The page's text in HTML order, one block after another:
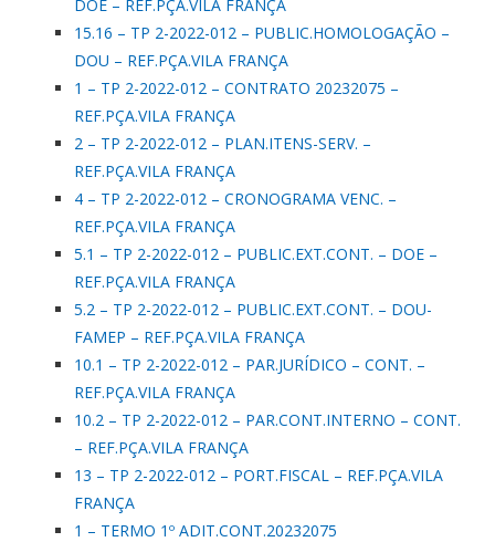
DOE – REF.PÇA.VILA FRANÇA
15.16 – TP 2-2022-012 – PUBLIC.HOMOLOGAÇÃO –
DOU – REF.PÇA.VILA FRANÇA
1 – TP 2-2022-012 – CONTRATO 20232075 –
REF.PÇA.VILA FRANÇA
2 – TP 2-2022-012 – PLAN.ITENS-SERV. –
REF.PÇA.VILA FRANÇA
4 – TP 2-2022-012 – CRONOGRAMA VENC. –
REF.PÇA.VILA FRANÇA
5.1 – TP 2-2022-012 – PUBLIC.EXT.CONT. – DOE –
REF.PÇA.VILA FRANÇA
5.2 – TP 2-2022-012 – PUBLIC.EXT.CONT. – DOU-
FAMEP – REF.PÇA.VILA FRANÇA
10.1 – TP 2-2022-012 – PAR.JURÍDICO – CONT. –
REF.PÇA.VILA FRANÇA
10.2 – TP 2-2022-012 – PAR.CONT.INTERNO – CONT.
– REF.PÇA.VILA FRANÇA
13 – TP 2-2022-012 – PORT.FISCAL – REF.PÇA.VILA
FRANÇA
1 – TERMO 1º ADIT.CONT.20232075